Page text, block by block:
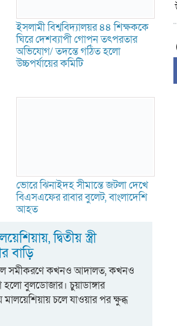
ইসলামী বিশ্ববিদ্যালয়র ৪৪ শিক্ষককে
ঘিরে দেশব্যাপী গোপন তৎপরতার
অভিযোগ/ তদন্তে গঠিত হলো
উচ্চপর্যায়ের কমিটি
ভোরে ঝিনাইদহ সীমান্তে জটলা দেখে
বিএসএফের রাবার বুলেট, বাংলাদেশি
আহত
দ্বিতীয় স্ত্রী
বাড়ি
সমীকরণে কখনও আদালত, কখনও
বুলডোজার। চুয়াডাঙ্গার
চলে যাওয়ার পর ক্ষুব্ধ